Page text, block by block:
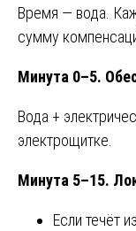
Время — вода.
сумму
Минута 0–5.
Вода +
электрощитке.
Минута 5–15.
Если течёт